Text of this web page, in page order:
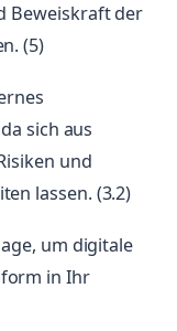
Beweiskraft der
(5)
sich aus
und
lassen. (3.2)
um digitale
in Ihr